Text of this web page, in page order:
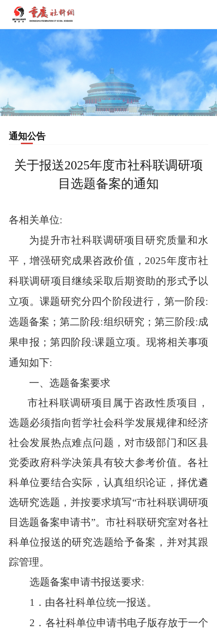
通知公告
关于报送2025年度市社科联调研项
目选题备案的通知
各相关单位:
为提升市社科联调研项目研究质量和水
平，增强研究成果咨政价值， 2025年度市社
科联调研项目继续采取后期资助的形式予以
立项。课题研究分四个阶段进行，第一阶段:
选题备案；第二阶段:组织研究；第三阶段:成
果申报；第四阶段:课题立项。现将相关事项
通知如下:
一、选题备案要求
市社科联调研项目属于咨政性质项目，
选题必须指向哲学社会科学发展规律和经济
社会发展热点难点问题，对市级部门和区县
党委政府科学决策具有较大参考价值。各社
科单位要结合实际，认真组织论证，择优遴
选研究选题，并按要求填写“市社科联调研项
目选题备案申请书”。市社科联研究室对各社
科单位报送的研究选题给予备案，并对其跟
踪管理。
选题备案申请书报送要求:
1． 由各社科单位统一报送。
2 ． 各社科单位申请书电子版存放于一个